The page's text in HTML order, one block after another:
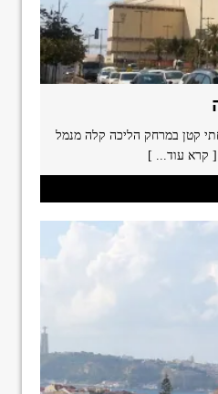
קטן במרחק הליכה קלה מנמל
[ קרא עוד... ]